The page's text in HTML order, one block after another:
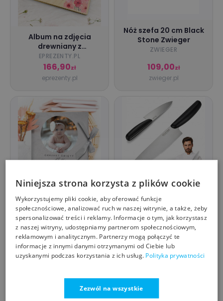
Album na zdjęcia
drewniany z
nadrukiem na komunię
- Błogosławieństwo
EPREZENTY.PL
166,90zł
eprezenty.pl
Nóż szefa 20 cm Black
Stone Zwieger
ZWIEGER
109,00zł
zwieger.pl
Album na zdjęcia na
chrzest z nadrukiem -
Czas sakramentu
PREZENTYNACHRZEST.COM
99,90 zł
prezentynachrzest.com
NÓŻ SZEFA KUCHNI
UNIWERSALNY DO
KROJENIA SIEKANIA
KAMILLE
KAMILLE
33,88zł
www.kamille.pl
SALE SALE
Niniejsza strona korzysta z plików cookie
Wykorzystujemy pliki cookie, aby oferować funkcje
społecznościowe, analizować ruch w naszej witrynie, a także, żeby
spersonalizować treści i reklamy. Informacje o tym, jak korzystasz
z naszej witryny, udostępniamy partnerom społecznościowym,
reklamowym i analitycznym. Partnerzy mogą połączyć te
informacje z innymi danymi otrzymanymi od Ciebie lub
uzyskanymi podczas korzystania z ich usług. Polityka prywatności
Zezwól na wszystkie